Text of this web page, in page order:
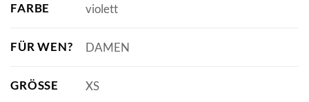
FARBE violett
FÜR WEN? DAMEN
GRÖSSE XS